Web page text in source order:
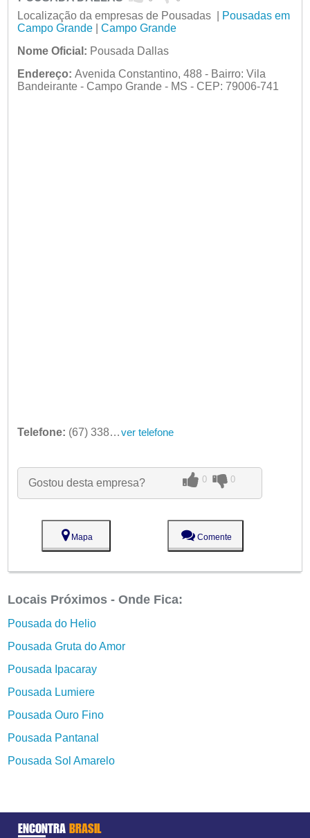
Localização da empresas de Pousadas |
Pousadas em
Campo Grande| Campo Grande
Nome Oficial: Pousada Dallas
Endereço: Avenida Constantino, 488 - Bairro: Vila
Bandeirante - Campo Grande - MS - CEP: 79006-741
Telefone: (67) 3380-5572 ver telefone
Gostou desta empresa? 0 0
Mapa Comente
Locais Próximos - Onde Fica:
Pousada do Helio
Pousada Gruta do Amor
Pousada Ipacaray
Pousada Lumiere
Pousada Ouro Fino
Pousada Pantanal
Pousada Sol Amarelo
ENCONTRA BRASIL